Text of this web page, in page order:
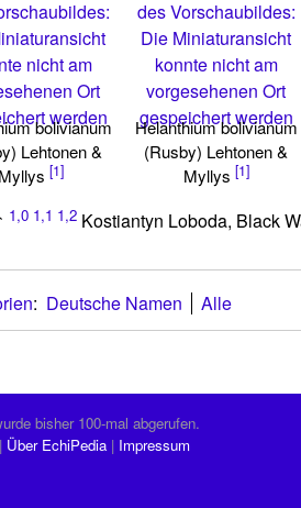
nicht am
Ort
werden
bolivianum
Lehtonen &
Myllys [1]
des Vorschaubildes:
Die Miniaturansicht
konnte nicht am
vorgesehenen Ort
gespeichert werden
Helanthium bolivianum
(Rusby) Lehtonen &
Myllys [1]
1,0 1,1 1,2 Kostiantyn Loboda, Black
: Deutsche Namen Alle
bisher 100-mal abgerufen.
Über EchiPedia Impressum